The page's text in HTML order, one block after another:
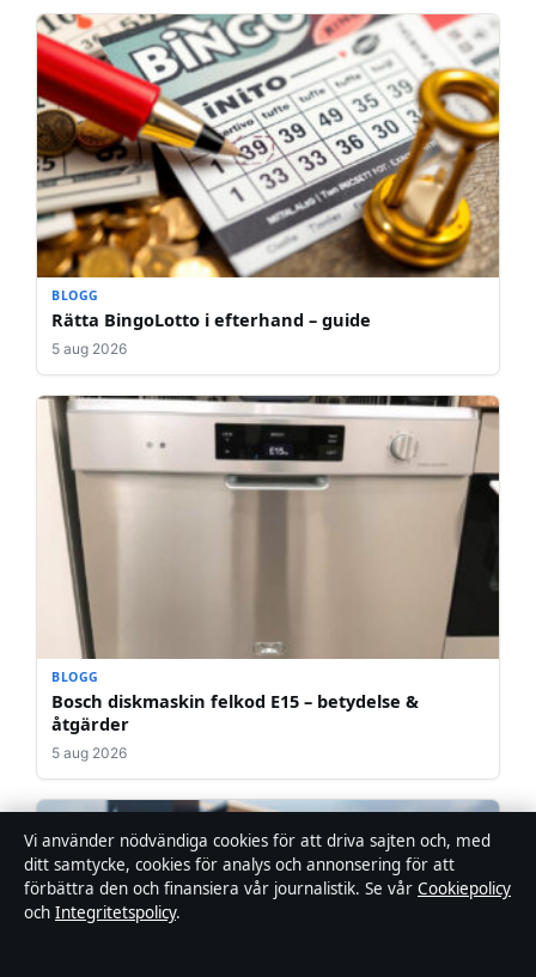
BLOGG
Rätta BingoLotto i efterhand – guide
5 aug 2026
BLOGG
Bosch diskmaskin felkod E15 – betydelse &
åtgärder
5 aug 2026
Vi använder nödvändiga cookies för att driva sajten och, med
ditt samtycke, cookies för analys och annonsering för att
förbättra den och finansiera vår journalistik. Se vår Cookiepolicy
och Integritetspolicy.